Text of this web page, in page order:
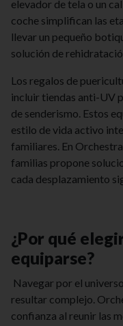
elevador de tela o un
coche simplifican las
llevar un pequeño
solución de
Los regalos de
incluir tiendas anti-UV
de senderismo. Estos
estilo de vida activo
familiares. En
familias propone
cada desplazamiento
¿Por qué
equiparse?
Navegar por el
resultar complejo.
confianza al reunir las